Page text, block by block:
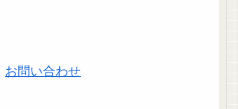
お問い合わせ